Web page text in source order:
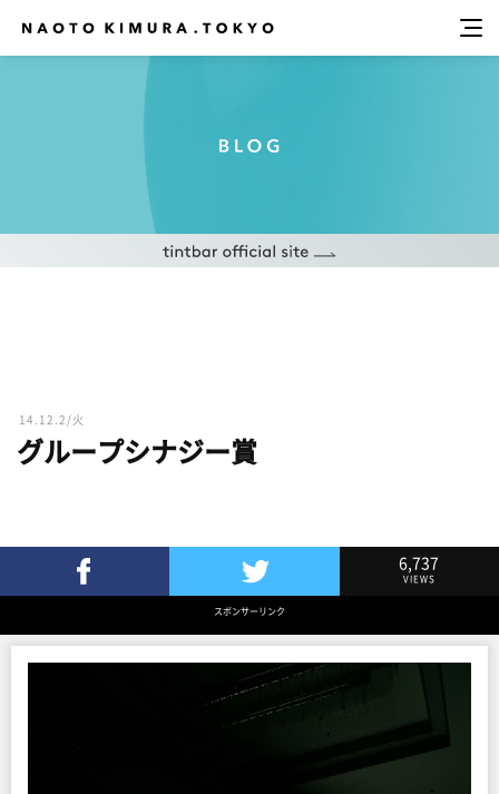
14.12.2/火
グループシナジー賞
Twitterでツイート
6,737
VIEWS
スポンサーリンク